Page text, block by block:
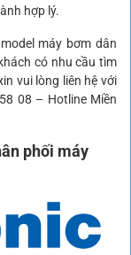
hợp lý.
máy bơm dân
có nhu cầu tìm
vui lòng liên hệ với
08 – Hotline Miền
phối máy